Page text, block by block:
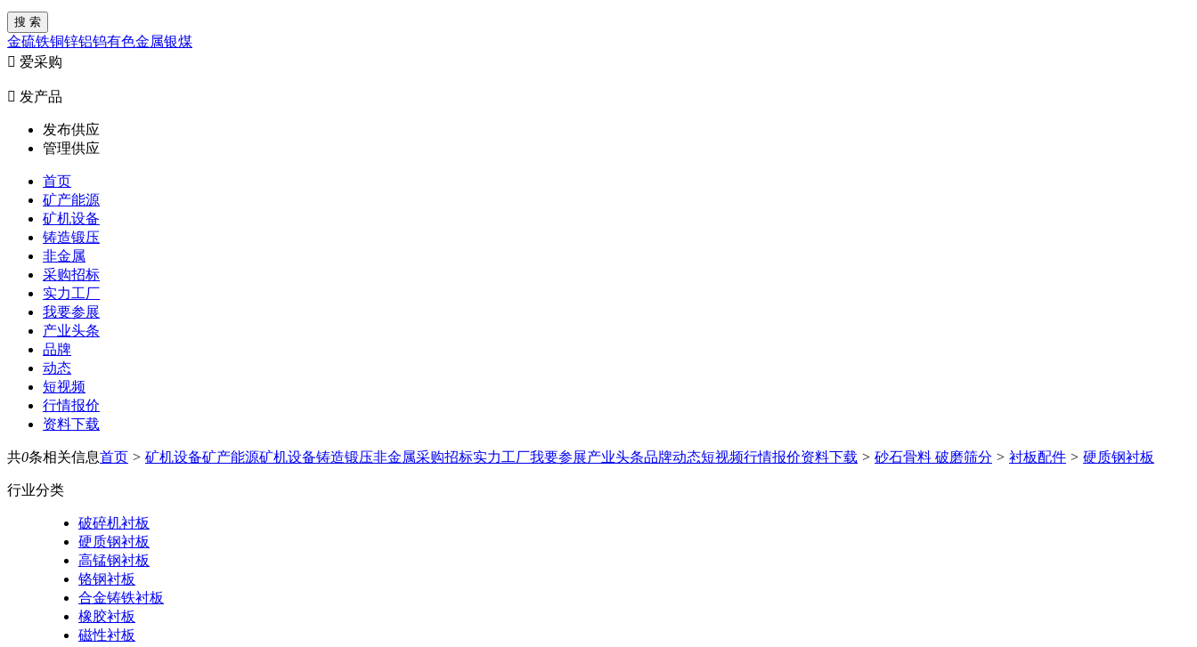
金硫铁铜锌铝钨有色金属银煤
 爱采购
 发产品
发布供应
管理供应
首页
矿产能源
矿机设备
铸造锻压
非金属
采购招标
实力工厂
我要参展
产业头条
品牌
动态
短视频
行情报价
资料下载
共0条相关信息首页 > 矿机设备矿产能源矿机设备铸造锻压非金属采购招标实力工厂我要参展产业头条品牌动态短视频行情报价资料下载 > 砂石骨料 破磨筛分 > 衬板配件 > 硬质钢衬板
行业分类
破碎机衬板
硬质钢衬板
高锰钢衬板
铬钢衬板
合金铸铁衬板
橡胶衬板
磁性衬板